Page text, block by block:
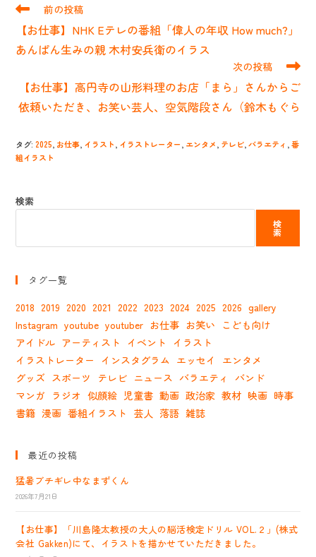
そ
他
の
読
む
前の投稿
【お仕事】NHK Eテレの番組「偉人の年収 How much?」
あんぱん生みの親 木村安兵衛のイラス
次の投稿
【お仕事】高円寺の山形料理のお店「まら」さんからご
依頼いただき、お笑い芸人、空気階段さん（鈴木もぐら
タグ:2025, お仕事, イラスト, イラストレーター, エンタメ, テレビ, バラエティ , 番
組イラスト
検索
検
索
タグ一覧
2018 2019 2020 2021 2022 2023 2024 2025 2026 gallery
Instagram youtube youtuber お仕事 お笑い こども向け
アイドル アーティスト イベント
イラスト
イラストレーター
インスタグラム エッセイ
エンタメ
グッズ スポーツ テレビ ニュース バラエティ
バンド
マンガ ラジオ 似顔絵 児童書 動画 政治家 教材 映画 時事
書籍 漫画 番組イラスト 芸人 落語 雑誌
最近の投稿
猛暑ブチギレ中なまずくん
2026年7月21日
【お仕事】「川島隆太教授の大人の脳活検定ドリル VOL.２」(株式
会社 Gakken)にて、イラストを描かせていただきました。